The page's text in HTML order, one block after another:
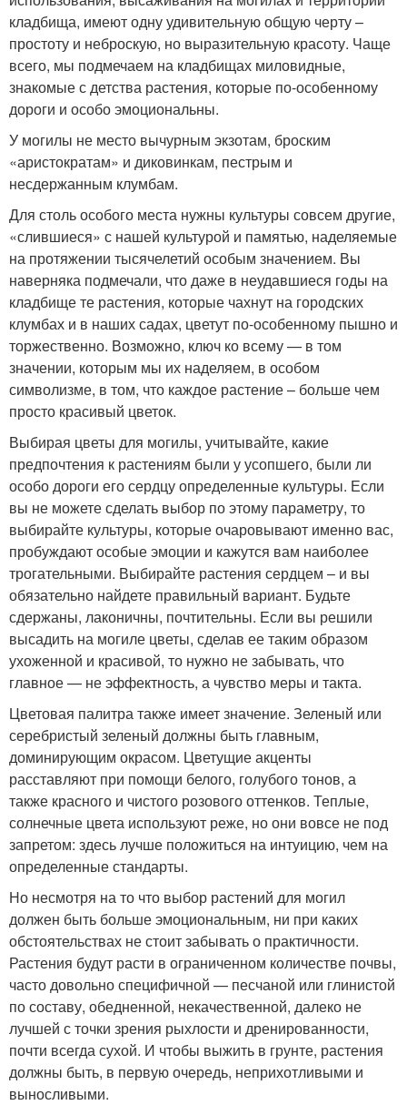
кладбища, имеют одну удивительную общую черту –
простоту и неброскую, но выразительную красоту. Чаще
всего, мы подмечаем на кладбищах миловидные,
знакомые с детства растения, которые по-особенному
дороги и особо эмоциональны.
У могилы не место вычурным экзотам, броским
«аристократам» и диковинкам, пестрым и
несдержанным клумбам.
Для столь особого места нужны культуры совсем другие,
«слившиеся» с нашей культурой и памятью, наделяемые
на протяжении тысячелетий особым значением. Вы
наверняка подмечали, что даже в неудавшиеся годы на
кладбище те растения, которые чахнут на городских
клумбах и в наших садах, цветут по-особенному пышно и
торжественно. Возможно, ключ ко всему — в том
значении, которым мы их наделяем, в особом
символизме, в том, что каждое растение – больше чем
просто красивый цветок.
Выбирая цветы для могилы, учитывайте, какие
предпочтения к растениям были у усопшего, были ли
особо дороги его сердцу определенные культуры. Если
вы не можете сделать выбор по этому параметру, то
выбирайте культуры, которые очаровывают именно вас,
пробуждают особые эмоции и кажутся вам наиболее
трогательными. Выбирайте растения сердцем – и вы
обязательно найдете правильный вариант. Будьте
сдержаны, лаконичны, почтительны. Если вы решили
высадить на могиле цветы, сделав ее таким образом
ухоженной и красивой, то нужно не забывать, что
главное — не эффектность, а чувство меры и такта.
Цветовая палитра также имеет значение. Зеленый или
серебристый зеленый должны быть главным,
доминирующим окрасом. Цветущие акценты
расставляют при помощи белого, голубого тонов, а
также красного и чистого розового оттенков. Теплые,
солнечные цвета используют реже, но они вовсе не под
запретом: здесь лучше положиться на интуицию, чем на
определенные стандарты.
Но несмотря на то что выбор растений для могил
должен быть больше эмоциональным, ни при каких
обстоятельствах не стоит забывать о практичности.
Растения будут расти в ограниченном количестве почвы,
часто довольно специфичной — песчаной или глинистой
по составу, обедненной, некачественной, далеко не
лучшей с точки зрения рыхлости и дренированности,
почти всегда сухой. И чтобы выжить в грунте, растения
должны быть, в первую очередь, неприхотливыми и
выносливыми.